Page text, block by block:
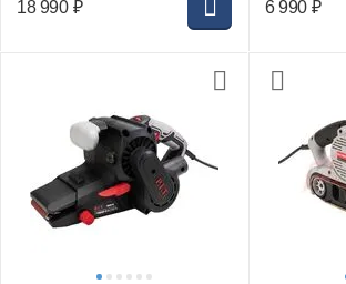
18 990 ₽ 6 990 ₽